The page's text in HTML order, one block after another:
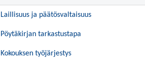
Laillisuus ja päätösvaltaisuus
Pöytäkirjan tarkastustapa
Kokouksen työjärjestys